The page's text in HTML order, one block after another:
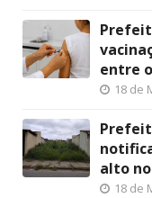
entre
18 de
alto
18 de